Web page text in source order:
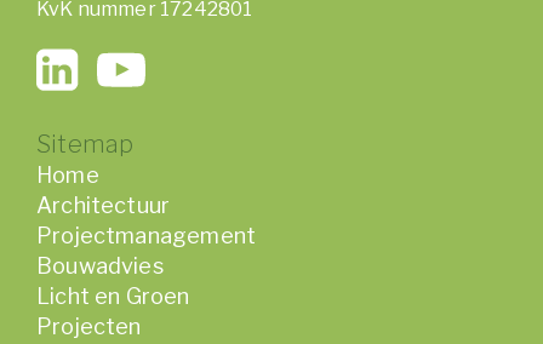
KvK nummer 17242801
Sitemap
Home
Architectuur
Projectmanagement
Bouwadvies
Licht en Groen
Projecten